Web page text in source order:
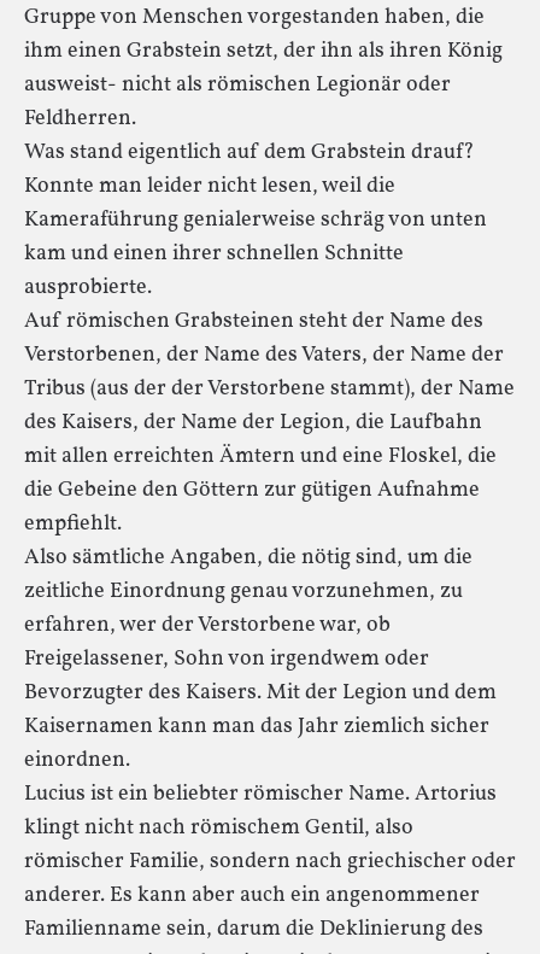
Gruppe von Menschen vorgestanden haben, die
ihm einen Grabstein setzt, der ihn als ihren König
ausweist- nicht als römischen Legionär oder
Feldherren.
Was stand eigentlich auf dem Grabstein drauf?
Konnte man leider nicht lesen, weil die
Kameraführung genialerweise schräg von unten
kam und einen ihrer schnellen Schnitte
ausprobierte.
Auf römischen Grabsteinen steht der Name des
Verstorbenen, der Name des Vaters, der Name der
Tribus (aus der der Verstorbene stammt), der Name
des Kaisers, der Name der Legion, die Laufbahn
mit allen erreichten Ämtern und eine Floskel, die
die Gebeine den Göttern zur gütigen Aufnahme
empfiehlt.
Also sämtliche Angaben, die nötig sind, um die
zeitliche Einordnung genau vorzunehmen, zu
erfahren, wer der Verstorbene war, ob
Freigelassener, Sohn von irgendwem oder
Bevorzugter des Kaisers. Mit der Legion und dem
Kaisernamen kann man das Jahr ziemlich sicher
einordnen.
Lucius ist ein beliebter römischer Name. Artorius
klingt nicht nach römischem Gentil, also
römischer Familie, sondern nach griechischer oder
anderer. Es kann aber auch ein angenommener
Familienname sein, darum die Deklinierung des